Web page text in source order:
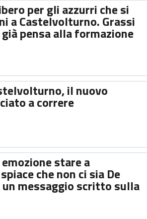
per gli azzurri che si
a Castelvolturno. Grassi
pensa alla formazione
il nuovo
a correre
emozione stare a
che non ci sia De
messaggio scritto sulla